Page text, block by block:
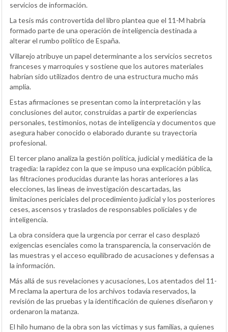
servicios de información.
La tesis más controvertida del libro plantea que el 11-M habría
formado parte de una operación de inteligencia destinada a
alterar el rumbo político de España.
Villarejo atribuye un papel determinante a los servicios secretos
franceses y marroquíes y sostiene que los autores materiales
habrían sido utilizados dentro de una estructura mucho más
amplia.
Estas afirmaciones se presentan como la interpretación y las
conclusiones del autor, construidas a partir de experiencias
personales, testimonios, notas de inteligencia y documentos que
asegura haber conocido o elaborado durante su trayectoria
profesional.
El tercer plano analiza la gestión política, judicial y mediática de la
tragedia: la rapidez con la que se impuso una explicación pública,
las filtraciones producidas durante las horas anteriores a las
elecciones, las líneas de investigación descartadas, las
limitaciones periciales del procedimiento judicial y los posteriores
ceses, ascensos y traslados de responsables policiales y de
inteligencia.
La obra considera que la urgencia por cerrar el caso desplazó
exigencias esenciales como la transparencia, la conservación de
las muestras y el acceso equilibrado de acusaciones y defensas a
la información.
Más allá de sus revelaciones y acusaciones, Los atentados del 11-
M reclama la apertura de los archivos todavía reservados, la
revisión de las pruebas y la identificación de quienes diseñaron y
ordenaron la matanza.
El hilo humano de la obra son las víctimas y sus familias, a quienes